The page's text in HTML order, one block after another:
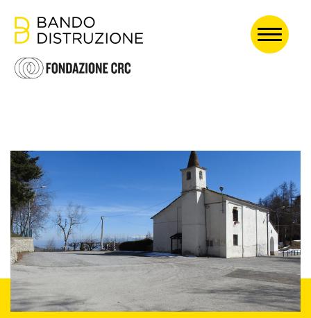
EDIZIONE 2024
PASSATE EDIZIONI
Ogni atto di
creazione è,
prima di tutto,
un atto di